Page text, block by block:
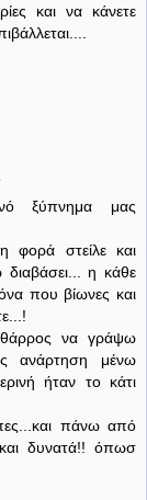
και να κάνετε
ξύπνημα μας
φορά στείλε και
η κάθε
που βίωνες και
να γράψω
ανάρτηση μένω
ήταν το κάτι
πάνω από
δυνατά!! όπωσ